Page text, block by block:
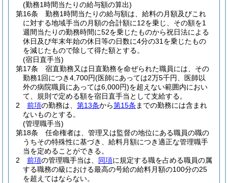
(勤務1時間当たりの給与額の算出)
第16条
勤務1時間当たりの給与額は、給料の月額及びこれ
に対する地域手当の月額の合計額に12を乗じ、その額を1
週間当たりの勤務時間に52を乗じたものから祝日法による
休日及び年末年始の休日等の日数に4分の31を乗じたもの
を減じたもので除して得た額とする。
(宿日直手当)
第17条
宿直勤務又は日直勤務を命ぜられた職員には、その
勤務1回につき4,700円(医師にあっては2万5千円、医師以
外の病院職員にあっては6,000円)を超えない範囲内におい
て、規則で定める額を宿日直手当として支給する。
2
前項の勤務は、 第13条から第15条 までの勤務には含まれ
ないものとする。
(管理職手当)
第18条
任命権者は、管理又は監督の地位にある職員の職の
うちその特殊性に基づき、給料月額につき適正な管理職手
当を定めることができる。
2
前項の管理職手当は、 同項に規定する職を占める職員の属
する職務の級における最高の号給の給料月額の100分の25
を超えてはならない。